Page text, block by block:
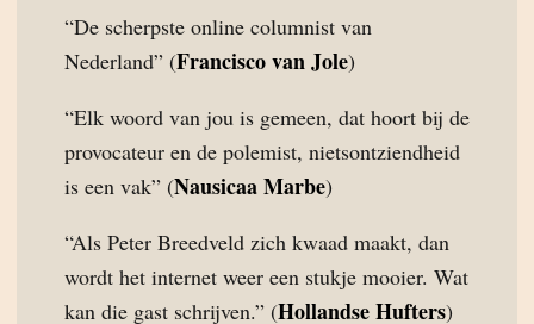
“De scherpste online columnist van
Nederland” (Francisco van Jole)
“Elk woord van jou is gemeen, dat hoort bij de
provocateur en de polemist, nietsontziendheid
is een vak” (Nausicaa Marbe)
“Als Peter Breedveld zich kwaad maakt, dan
wordt het internet weer een stukje mooier. Wat
kan die gast schrijven.” (Hollandse Hufters)